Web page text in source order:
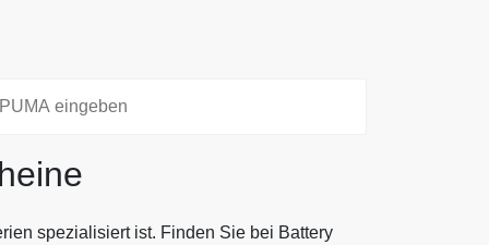
spezialisiert ist. Finden Sie bei Battery